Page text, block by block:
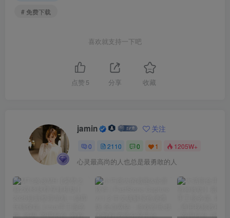
# 免费下载
喜欢就支持一下吧
点赞 5 分享 收藏
jamin 关注
0 2110 0 1 1205W+
心灵最高尚的人也总是最勇敢的人